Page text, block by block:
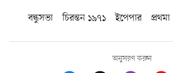
বন্ধুসভা
চিরন্তন ১৯৭১ ইপেপার প্রথমা
অনুসরণ করুন